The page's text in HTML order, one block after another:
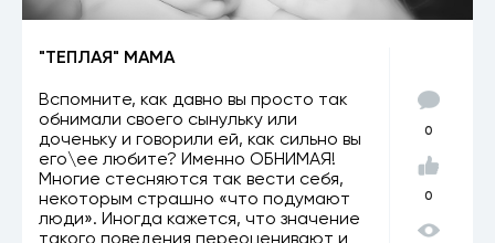
"ТЕПЛАЯ" МАМА
Вспомните, как давно вы просто так
обнимали своего сынульку или
доченьку и говорили ей, как сильно вы
его\ее любите? Именно ОБНИМАЯ!
Многие стесняются так вести себя,
некоторым страшно «что подумают
люди». Иногда кажется, что значение
такого поведения переоценивают и
0
0